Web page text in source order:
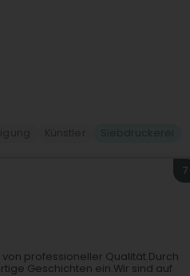
7
professioneller Qualität.Durch
Geschichten ein.Wir sind auf